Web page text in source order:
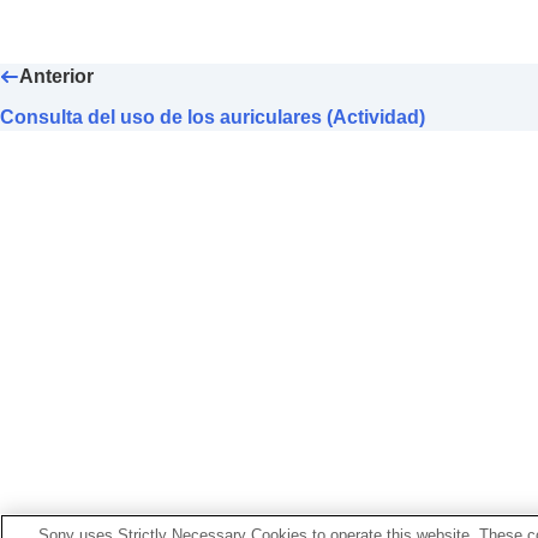
Anterior
Consulta del uso de los auriculares (Actividad)